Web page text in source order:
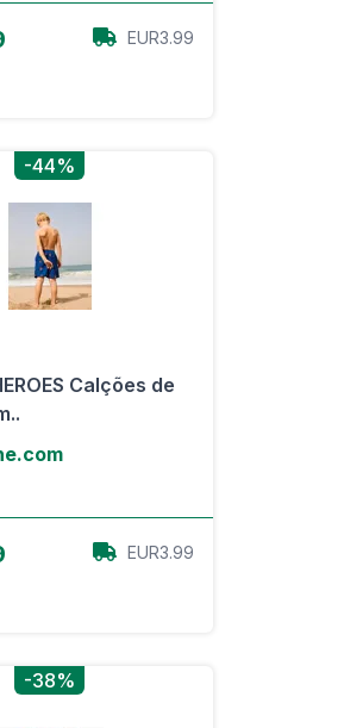
EUR3.99
-44%
Calções de
EUR3.99
-38%